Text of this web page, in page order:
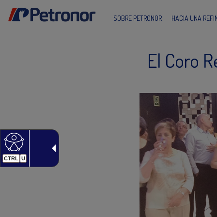
CTRL U
SOBRE PETRONOR HACIA UNA
El Coro